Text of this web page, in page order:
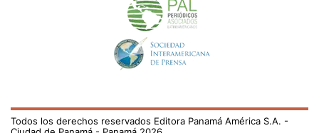
Todos los derechos reservados Editora Panamá América S.A. -